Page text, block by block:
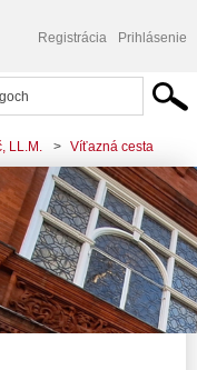
Registrácia Prihlásenie
LL.M. > Víťazná cesta